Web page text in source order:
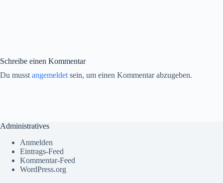
Schreibe einen Kommentar
Du musst angemeldet sein, um einen Kommentar abzugeben.
Administratives
Anmelden
Eintrags-Feed
Kommentar-Feed
WordPress.org